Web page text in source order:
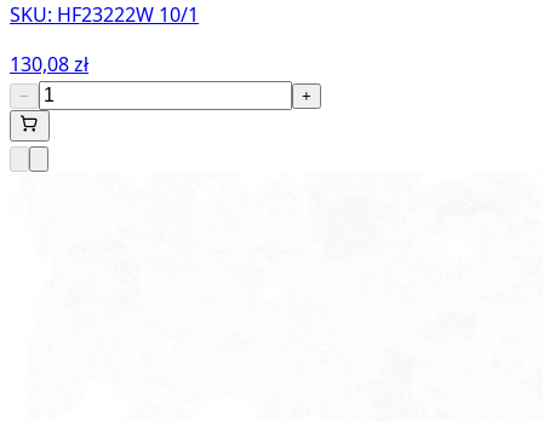
SKU: HF23222W 10/1
130,08 zł
− +